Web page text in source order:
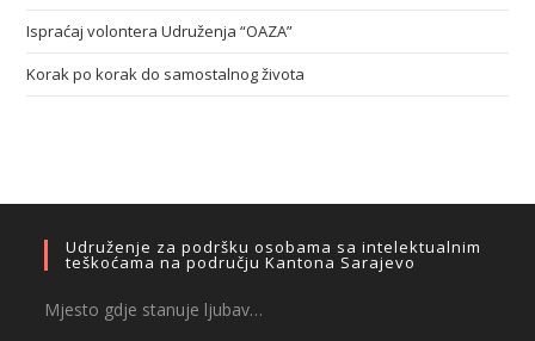
Ispraćaj volontera Udruženja “OAZA”
Korak po korak do samostalnog života
Udruženje za podršku osobama sa intelektualnim
teškoćama na području Kantona Sarajevo
Mjesto gdje stanuje ljubav…